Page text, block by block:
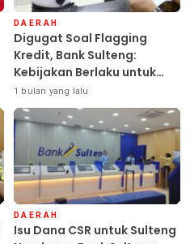
DAERAH
Digugat Soal Flagging
Kredit, Bank Sulteng:
Kebijakan Berlaku untuk
Seluruh Debitur ASN
1 bulan yang lalu
DAERAH
Isu Dana CSR untuk Sulteng